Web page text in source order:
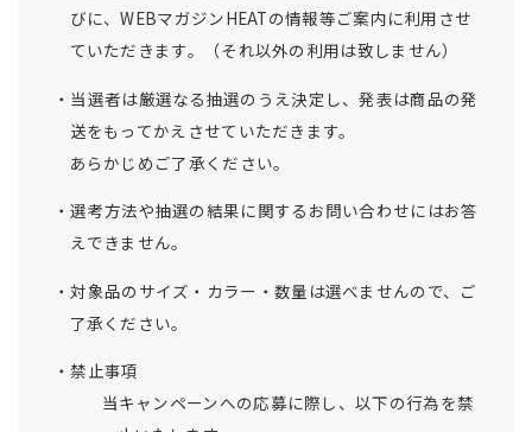
びに、WEBマガジンHEATの情報等ご案内に利用させ
ていただきます。（それ以外の利用は致しません）
当選者は厳選なる抽選のうえ決定し、発表は商品の発
送をもってかえさせていただきます。
あらかじめご了承ください。
選考方法や抽選の結果に関するお問い合わせにはお答
えできません。
対象品のサイズ・カラー・数量は選べませんので、ご
了承ください。
禁止事項
当キャンペーンへの応募に際し、以下の行為を禁